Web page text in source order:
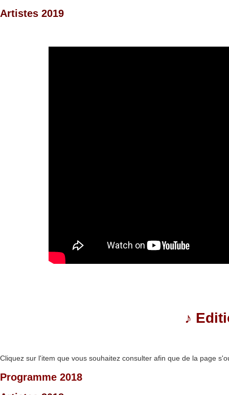
Artistes 2019
♪
Cliquez sur l'item que vous souhaitez consulter afin que de la page
Programme 2018